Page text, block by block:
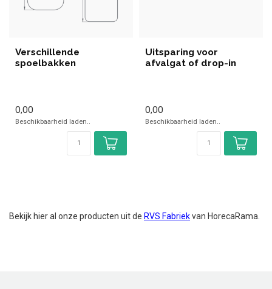
Verschillende
spoelbakken
0,00
Beschikbaarheid laden..
Uitsparing voor
afvalgat of drop-in
0,00
Beschikbaarheid laden..
Bekijk hier al onze producten uit de RVS Fabriekvan HorecaRama.